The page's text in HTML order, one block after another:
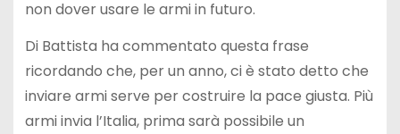
non dover usare le armi in futuro.
Di Battista ha commentato questa frase
ricordando che, per un anno, ci è stato detto che
inviare armi serve per costruire la pace giusta. Più
armi invia l’Italia, prima sarà possibile un